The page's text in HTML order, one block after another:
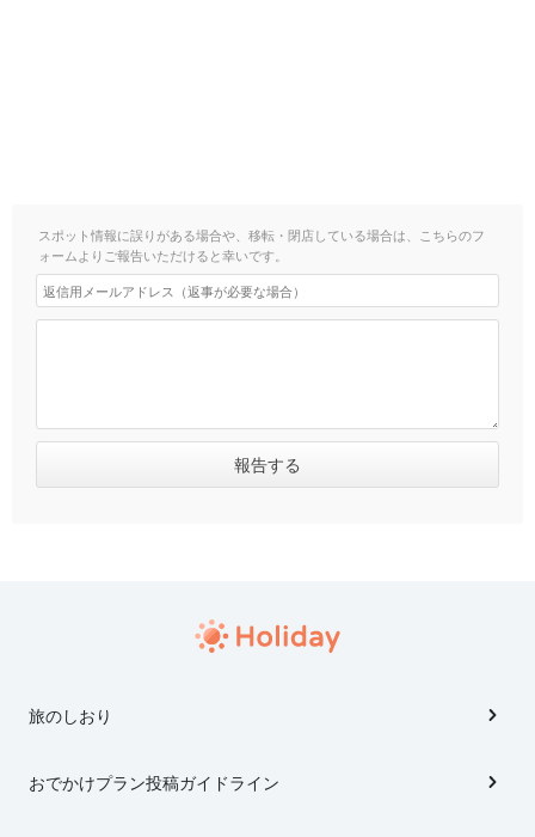
スポット情報に誤りがある場合や、移転・閉店している場合は、こちらのフ
ォームよりご報告いただけると幸いです。
旅のしおり
おでかけプラン投稿ガイドライン